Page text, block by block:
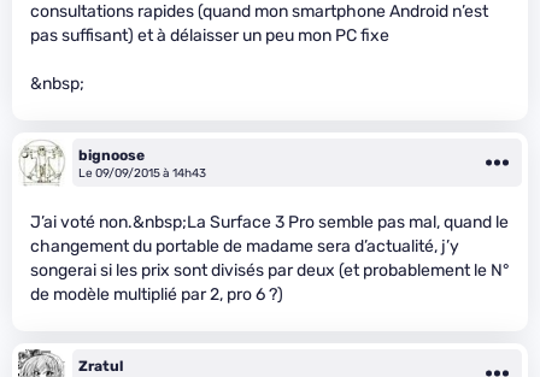
consultations rapides (quand mon smartphone Android n’est
pas suffisant) et à délaisser un peu mon PC fixe
&nbsp;
bignoose
Le 09/09/2015 à 14h43
J’ai voté non.&nbsp;La Surface 3 Pro semble pas mal, quand le
changement du portable de madame sera d’actualité, j’y
songerai si les prix sont divisés par deux (et probablement le N°
de modèle multiplié par 2, pro 6 ?)
Zratul